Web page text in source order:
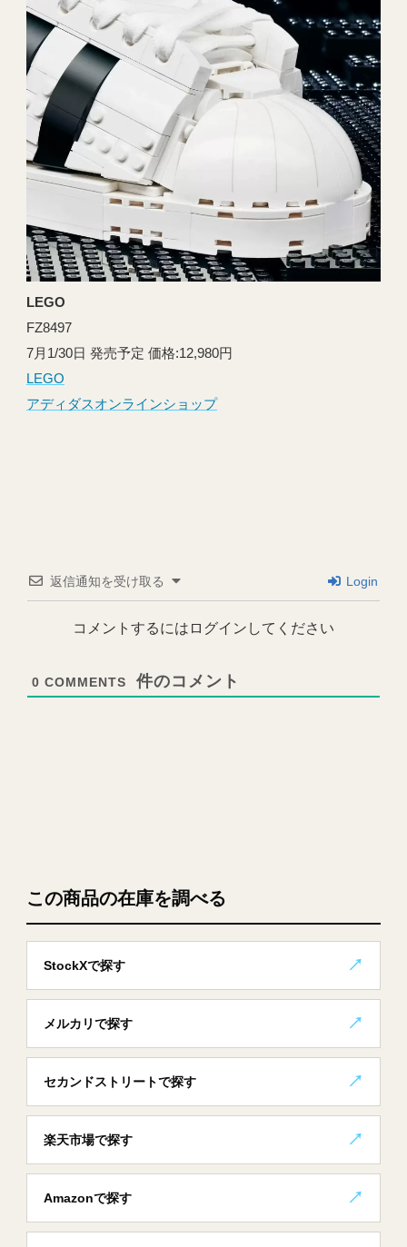
LEGO
FZ8497
7月1/30日 発売予定 価格:12,980円
LEGO
アディダスオンラインショップ
この商品の在庫を調べる
StockXで探す
メルカリで探す
セカンドストリートで探す
楽天市場で探す
Amazonで探す
返信通知を受け取る Login
コメントするにはログインしてください
0 COMMENTS